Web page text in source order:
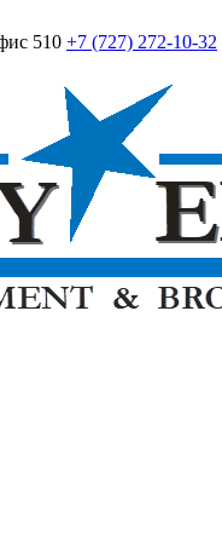
510 +7 (727) 272-10-32